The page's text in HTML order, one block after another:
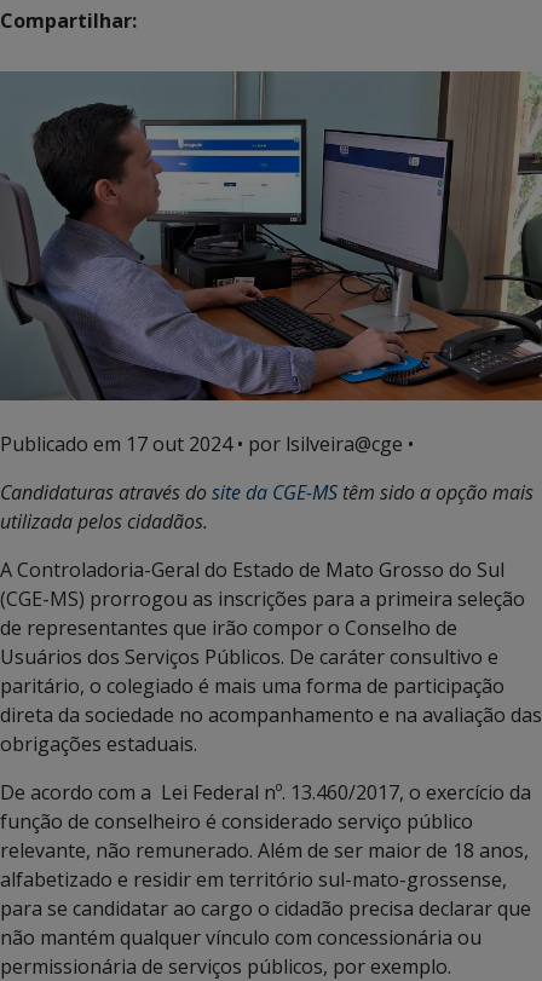
Compartilhar:
Publicado em 17 out 2024• por lsilveira@cge •
Candidaturas através dosite da CGE-MS têm sido a opção mais
utilizada pelos cidadãos.
A Controladoria-Geral do Estado de Mato Grosso do Sul
(CGE-MS) prorrogou as inscrições para a primeira seleção
de representantes que irão compor o Conselho de
Usuários dos Serviços Públicos. De caráter consultivo e
paritário, o colegiado é mais uma forma de participação
direta da sociedade no acompanhamento e na avaliação das
obrigações estaduais.
De acordo com a Lei Federal nº. 13.460/2017, o exercício da
função de conselheiro é considerado serviço público
relevante, não remunerado. Além de ser maior de 18 anos,
alfabetizado e residir em território sul-mato-grossense,
para se candidatar ao cargo o cidadão precisa declarar que
não mantém qualquer vínculo com concessionária ou
permissionária de serviços públicos, por exemplo.